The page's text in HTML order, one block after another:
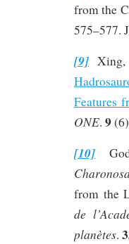
from the
575–577.
[9]
Features
ONE. 9
[10]
from the
de
planètes.